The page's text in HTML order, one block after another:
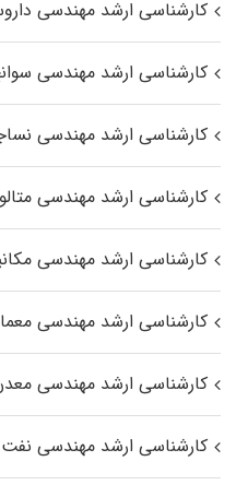
کارشناسی ارشد مهندسی
کارشناسی ارشد مهندسی
کارشناسی ارشد مهندسی
کارشناسی ارشد مهندسی
کارشناسی ارشد مهندسی
کارشناسی ارشد مهندسی
کارشناسی ارشد مهندسی
کارشناسی ارشد مهندسی نفت